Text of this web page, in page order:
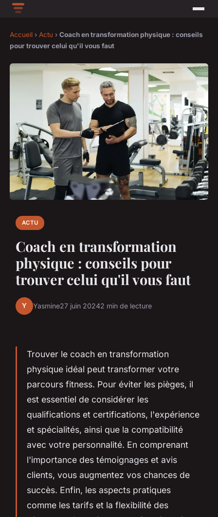
Accueil › Actu › Coach en transformation physique : conseils
pour trouver celui qu'il vous faut
ACTU
Coach en transformation
physique : conseils pour
trouver celui qu'il vous faut
Y Yasmine27 juin 20242 min de lecture
Trouver le coach en transformation
physique idéal peut transformer votre
parcours fitness. Pour éviter les pièges, il
est essentiel de considérer les
qualifications et certifications, l'expérience
et spécialités, ainsi que la compatibilité
avec votre personnalité. En comprenant
l'importance des témoignages et avis
clients, vous augmentez vos chances de
succès. Enfin, les aspects pratiques
comme les tarifs et la flexibilité des